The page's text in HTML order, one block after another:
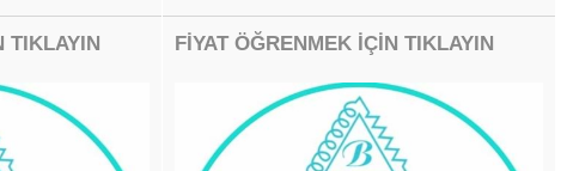
TIKLAYIN FİYAT ÖĞRENMEK İÇİN TIKLAYIN